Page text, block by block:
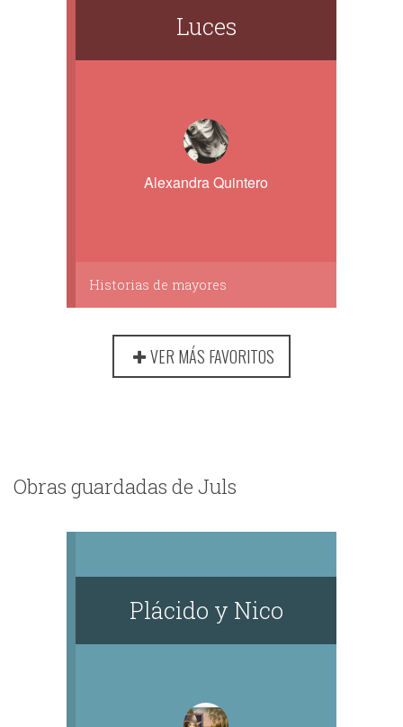
Luces
Alexandra Quintero
Historias de mayores
VER MÁS FAVORITOS
Obras guardadas de Juls
Plácido y Nico